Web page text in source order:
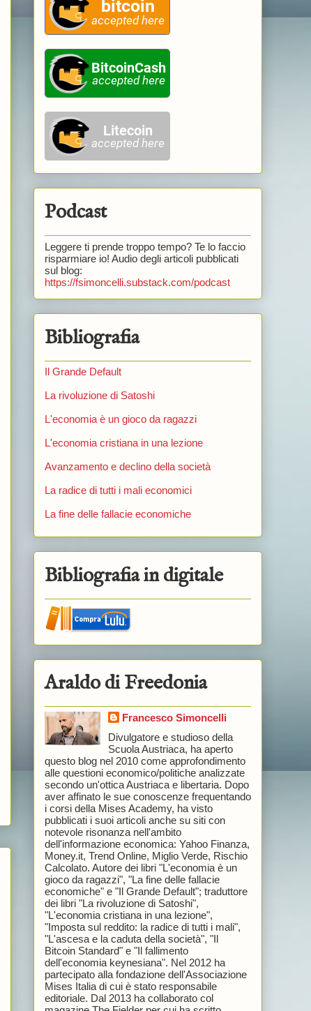
Podcast
Leggere ti prende troppo tempo? Te lo faccio
risparmiare io! Audio degli articoli pubblicati
sul blog:
https://fsimoncelli.substack.com/podcast
Bibliografia
Il Grande Default
La rivoluzione di Satoshi
L'economia è un gioco da ragazzi
L'economia cristiana in una lezione
Avanzamento e declino della società
La radice di tutti i mali economici
La fine delle fallacie economiche
Bibliografia in digitale
Araldo di Freedonia
Francesco Simoncelli
Divulgatore e studioso della
Scuola Austriaca, ha aperto
questo blog nel 2010 come approfondimento
alle questioni economico/politiche analizzate
secondo un'ottica Austriaca e libertaria. Dopo
aver affinato le sue conoscenze frequentando
i corsi della Mises Academy, ha visto
pubblicati i suoi articoli anche su siti con
notevole risonanza nell'ambito
dell'informazione economica: Yahoo Finanza,
Money.it, Trend Online, Miglio Verde, Rischio
Calcolato. Autore dei libri "L'economia è un
gioco da ragazzi", "La fine delle fallacie
economiche" e "Il Grande Default"; traduttore
dei libri "La rivoluzione di Satoshi",
"L'economia cristiana in una lezione",
"Imposta sul reddito: la radice di tutti i mali",
"L'ascesa e la caduta della società", "Il
Bitcoin Standard" e "Il fallimento
dell'economia keynesiana". Nel 2012 ha
partecipato alla fondazione dell'Associazione
Mises Italia di cui è stato responsabile
editoriale. Dal 2013 ha collaborato col